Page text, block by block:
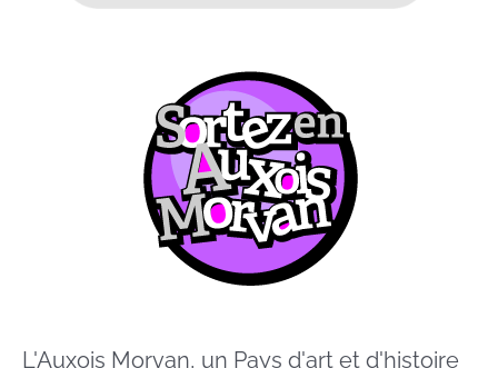
L'Auxois Morvan, un Pays d'art et d'histoire